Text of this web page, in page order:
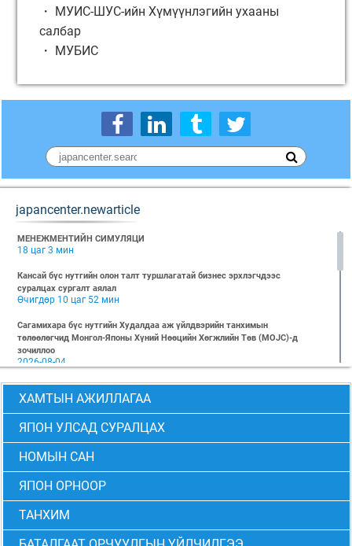
・ МУИС-ШУС-ийн Хүмүүнлэгийн ухааны
салбар
・ МУБИС
japancenter.newarticle
МЕНЕЖМЕНТИЙН СИМУЛЯЦИ
18 цаг 3 мин
Кансай бүс нутгийн олон талт туршлагатай бизнес эрхлэгчдээс
суралцах сургалт аялал
Өчигдөр 10 цаг 52 мин
Сагамихара бүс нутгийн Худалдаа аж үйлдвэрийн танхимын
төлөөлөгчид Монгол-Японы Хүний Нөөцийн Хөгжлийн Төв (MOJC)-д
зочиллоо
2026-08-04
"БИЗНЕС БА ХҮНИЙ ЭРХ" Нээлттэй семинарын бүртгэл эхэллээ
2026-07-28
Global Value Chain Бизнесийн практик сургалт
2026 БИЗНЕСИЙН ҮНДСЭН СУРГАЛТ-PMP АНГИ 29 дэх элсэлт
2026-07-08
2026 БИЗНЕСИЙН ҮНДСЭН СУРГАЛТ-УДИРДЛАГЫН АНГИ 29 дэх элсэлт
2026-07-06
МОНГОЛ-ЯПОНЫ ТӨВИЙН БИЗНЕСИЙН ҮНДСЭН СУРГАЛТЫН 28 ДАХЬ
ХАМТЫН АЖИЛЛАГАА
ЯПОН УЛСАД СУРАЛЦАХ
НОМЫН САН
ЯПОН ОРНООР
ТАНХИМ